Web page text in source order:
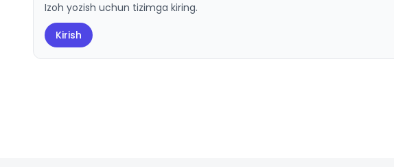
Izoh yozish uchun tizimga kiring.
Kirish